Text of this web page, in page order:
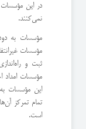
در این
نمی‌کنند.
مؤسسات به
مؤسسات
ثبت و
مؤسسات امداد
این مؤسسات
تمام تمرکز
است.